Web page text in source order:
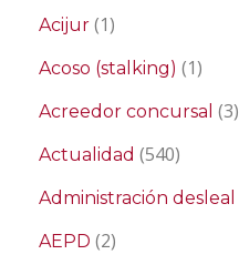
Acijur (1)
Acoso (stalking) (1)
Acreedor concursal (3)
Actualidad (540)
Administración desleal
AEPD (2)